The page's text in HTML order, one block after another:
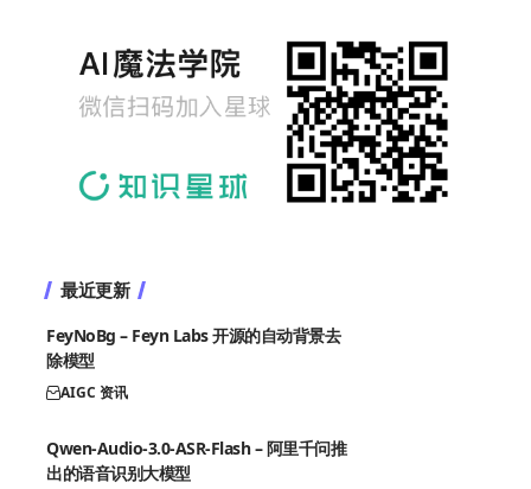
最近更新
FeyNoBg – Feyn Labs 开源的自动背景去
除模型
AIGC 资讯
Qwen-Audio-3.0-ASR-Flash – 阿里千问推
出的语音识别大模型